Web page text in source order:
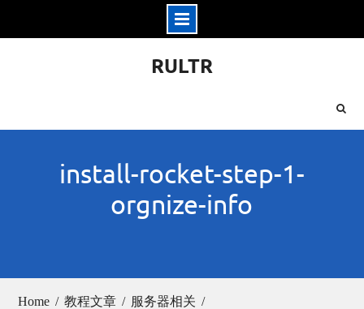
RULTR
install-rocket-step-1-
orgnize-info
Home 教程文章
服务器相关